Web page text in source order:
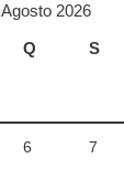
Agosto 2026
Q S
6 7